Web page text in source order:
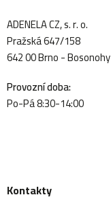
ADENELA CZ, s. r. o.
Pražská 647/158
642 00 Brno - Bosonohy
Provozní doba:
Po-Pá 8:30-14:00
Kontakty